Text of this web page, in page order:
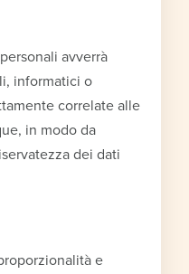
avverrà
informatici o
correlate alle
in modo da
dei dati
e